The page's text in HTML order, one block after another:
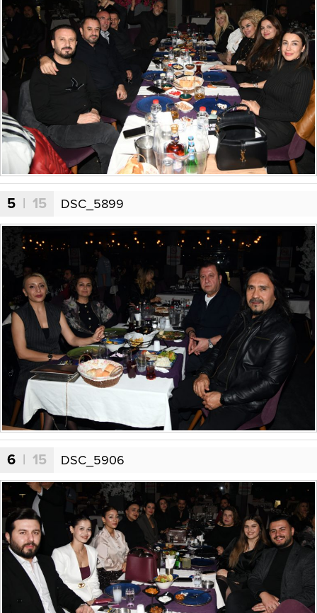
5 | 15 DSC_5899
6 | 15 DSC_5906